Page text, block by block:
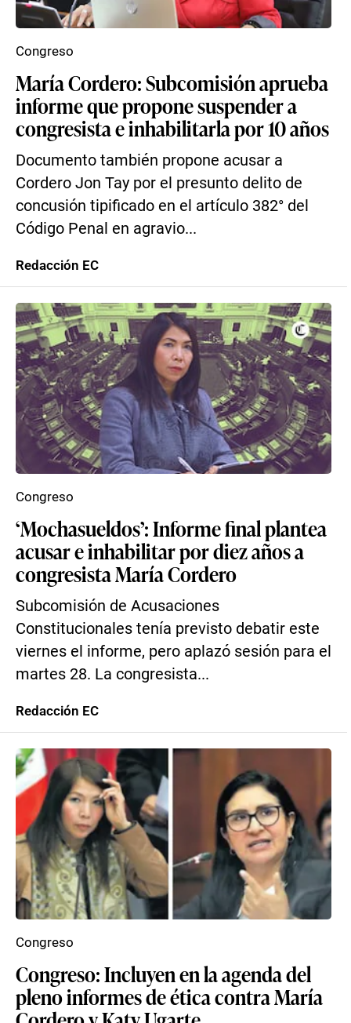
María Cordero: Subcomisión aprueba
informe que propone suspender a
congresista e inhabilitarla por 10 años
Documento también propone acusar a
Cordero Jon Tay por el presunto delito de
concusión tipificado en el artículo 382° del
Código Penal en agravio...
Congreso
Redacción EC
‘Mochasueldos’: Informe final plantea
acusar e inhabilitar por diez años a
congresista María Cordero
Subcomisión de Acusaciones
Constitucionales tenía previsto debatir este
viernes el informe, pero aplazó sesión para el
martes 28. La congresista...
Congreso
Redacción EC
Congreso: Incluyen en la agenda del
pleno informes de ética contra María
Congreso